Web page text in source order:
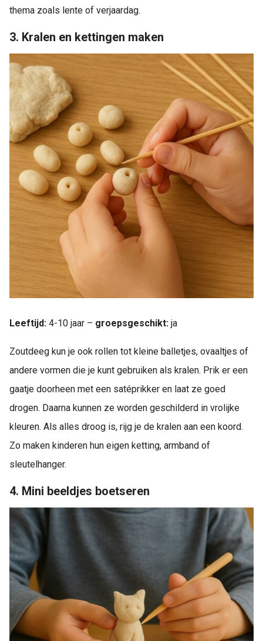
thema zoals lente of verjaardag.
3. Kralen en kettingen maken
Leeftijd: 4-10 jaar – groepsgeschikt: ja
Zoutdeeg kun je ook rollen tot kleine balletjes, ovaaltjes of
andere vormen die je kunt gebruiken als kralen. Prik er een
gaatje doorheen met een satéprikker en laat ze goed
drogen. Daarna kunnen ze worden geschilderd in vrolijke
kleuren. Als alles droog is, rijg je de kralen aan een koord.
Zo maken kinderen hun eigen ketting, armband of
sleutelhanger.
4. Mini beeldjes boetseren